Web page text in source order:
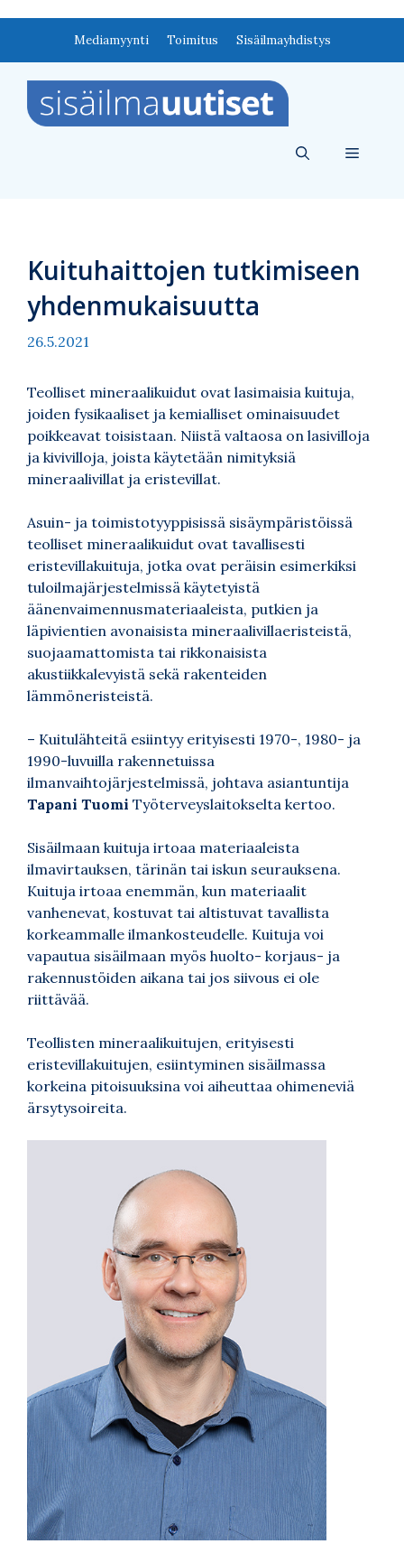
Mediamyynti Toimitus Sisäilmayhdistys
Valikko
Kuituhaittojen tutkimiseen
yhdenmukaisuutta
26.5.2021
Teolliset mineraalikuidut ovat lasimaisia kuituja,
joiden fysikaaliset ja kemialliset ominaisuudet
poikkeavat toisistaan. Niistä valtaosa on lasivilloja
ja kivivilloja, joista käytetään nimityksiä
mineraalivillat ja eristevillat.
Asuin- ja toimistotyyppisissä sisäympäristöissä
teolliset mineraalikuidut ovat tavallisesti
eristevillakuituja, jotka ovat peräisin esimerkiksi
tuloilmajärjestelmissä käytetyistä
äänenvaimennusmateriaaleista, putkien ja
läpivientien avonaisista mineraalivillaeristeistä,
suojaamattomista tai rikkonaisista
akustiikkalevyistä sekä rakenteiden
lämmöneristeistä.
– Kuitulähteitä esiintyy erityisesti 1970-, 1980- ja
1990-luvuilla rakennetuissa
ilmanvaihtojärjestelmissä, johtava asiantuntija
Tapani Tuomi Työterveyslaitokselta kertoo.
Sisäilmaan kuituja irtoaa materiaaleista
ilmavirtauksen, tärinän tai iskun seurauksena.
Kuituja irtoaa enemmän, kun materiaalit
vanhenevat, kostuvat tai altistuvat tavallista
korkeammalle ilmankosteudelle. Kuituja voi
vapautua sisäilmaan myös huolto- korjaus- ja
rakennustöiden aikana tai jos siivous ei ole
riittävää.
Teollisten mineraalikuitujen, erityisesti
eristevillakuitujen, esiintyminen sisäilmassa
korkeina pitoisuuksina voi aiheuttaa ohimeneviä
ärsytysoireita.